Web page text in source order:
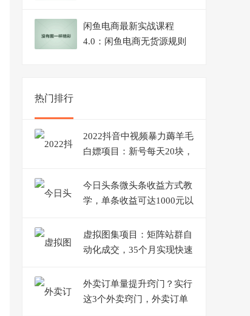
5000
闲鱼电商最新实战课程
4.0：闲鱼电商无货源规则
热门排行
2022抖音中视频暴力薅羊毛
白嫖项目：新号每天20块，
今日头条微头条收益方式教
学，单条收益可达1000元以
虚拟图集项目：矩阵站群自
动化成交，35个月实现快速
外卖订单量提升窍门？实行
这3个外卖窍门，外卖订单